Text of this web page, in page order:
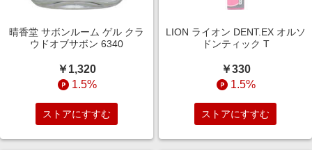
晴香堂 サボンルーム ゲル クラ
ウドオブサボン 6340
￥1,320
1.5%
ストアにすすむ
LION ライオン DENT.EX オルソ
ドンティック T
￥330
1.5%
ストアにすすむ